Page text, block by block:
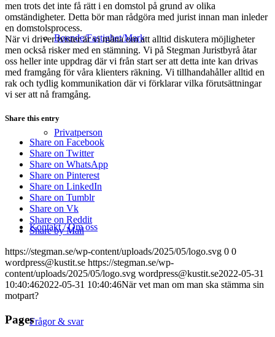
Boende/Fastighet/Mark
Privatperson
Kontakt / Om oss
Frågor & svar
men trots det inte få rätt i en domstol på grund av olika
omständigheter. Detta bör man rådgöra med jurist innan man inleder
en domstolsprocess.
När vi driver tvister är vi måna om att alltid diskutera möjligheter
men också risker med en stämning. Vi på Stegman Juristbyrå åtar
oss heller inte uppdrag där vi från start ser att detta inte kan drivas
med framgång för våra klienters räkning. Vi tillhandahåller alltid en
rak och tydlig kommunikation där vi förklarar vilka förutsättningar
vi ser att nå framgång.
Share this entry
Share on Facebook
Share on Twitter
Share on WhatsApp
Share on Pinterest
Share on LinkedIn
Share on Tumblr
Share on Vk
Share on Reddit
Share by Mail
https://stegman.se/wp-content/uploads/2025/05/logo.svg 0 0
wordpress@kustit.se https://stegman.se/wp-
content/uploads/2025/05/logo.svg wordpress@kustit.se2022-05-31
10:40:462022-05-31 10:40:46När vet man om man ska stämma sin
motpart?
Pages